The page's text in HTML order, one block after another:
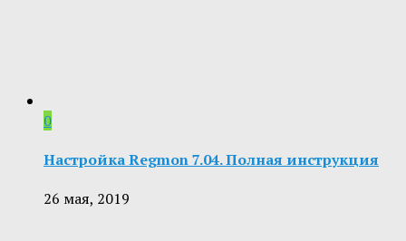
0
Настройка Regmon 7.04. Полная инструкция
26 мая, 2019